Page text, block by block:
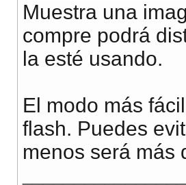
Muestra una
compre podrá
la esté usando.
El modo más
flash. Puedes
menos será más